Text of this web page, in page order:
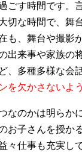
ごす時間です。
切な時間で、舞
も、舞台や撮影
出来事や家族の
、多種多様な会
を欠かさないよ
なのかは明らか
お子さんを授か
々仕事も充実し